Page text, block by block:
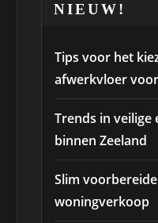
NIEUW!
Tips voor het
afwerkvloer
Trends in
binnen Zeeland
Slim
woningverkoop